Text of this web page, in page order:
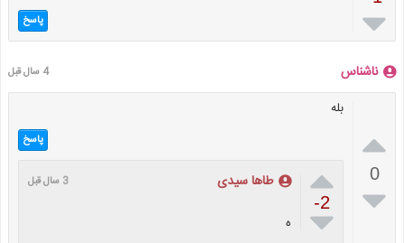
 پاسخ
ناشناس 4 سال قبل

0

بله
پاسخ

-2

طاها سیدی 3 سال قبل
ه